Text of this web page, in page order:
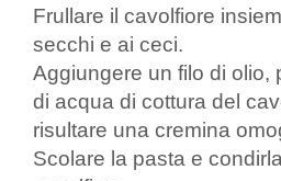
Frullare il cavolfiore
secchi e ai ceci.
Aggiungere un filo di olio,
di acqua di cottura del
risultare una cremina
Scolare la pasta e